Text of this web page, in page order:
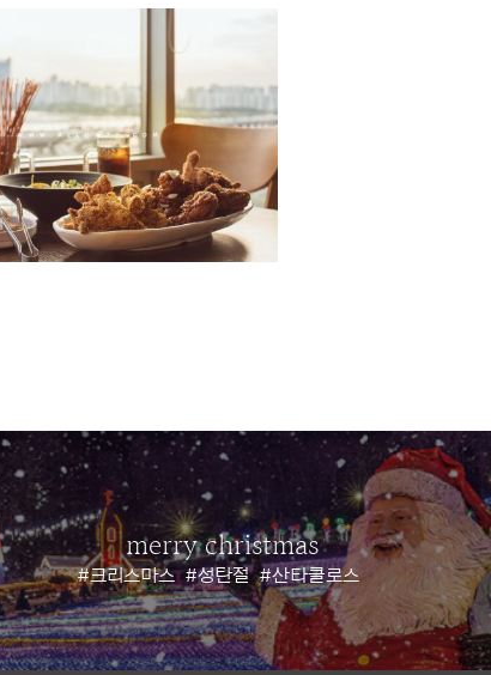
merry christmas
#크리스마스 #성탄절 #산타클로스